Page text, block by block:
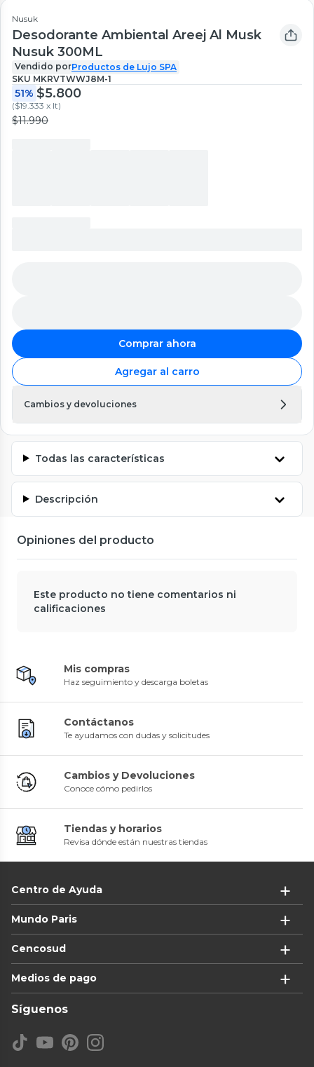
Nusuk
Desodorante Ambiental Areej Al Musk
Nusuk 300ML
Vendido porProductos de Lujo SPA
SKU MKRVTWWJ8M-1
51% $5.800
($19.333 x lt)
$11.990
Comprar ahora
Agregar al carro
Cambios y devoluciones
Todas las características
Descripción
Opiniones del producto
Este producto no tiene comentarios ni
calificaciones
Mis compras
Haz seguimiento y descarga boletas
Contáctanos
Te ayudamos con dudas y solicitudes
Cambios y Devoluciones
Conoce cómo pedirlos
Tiendas y horarios
Revisa dónde están nuestras tiendas
Centro de Ayuda
Mundo Paris
Cencosud
Medios de pago
Síguenos